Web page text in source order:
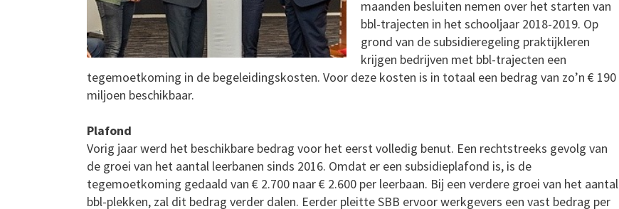
maanden besluiten nemen over het starten van
bbl-trajecten in het schooljaar 2018-2019. Op
grond van de subsidieregeling praktijkleren
krijgen bedrijven met bbl-trajecten een
tegemoetkoming in de begeleidingskosten. Voor deze kosten is in totaal een bedrag van zo’n € 190
miljoen beschikbaar.
Plafond
Vorig jaar werd het beschikbare bedrag voor het eerst volledig benut. Een rechtstreeks gevolg van
de groei van het aantal leerbanen sinds 2016. Omdat er een subsidieplafond is, is de
tegemoetkoming gedaald van € 2.700 naar € 2.600 per leerbaan. Bij een verdere groei van het aantal
bbl-plekken, zal dit bedrag verder dalen. Eerder pleitte SBB ervoor werkgevers een vast bedrag per